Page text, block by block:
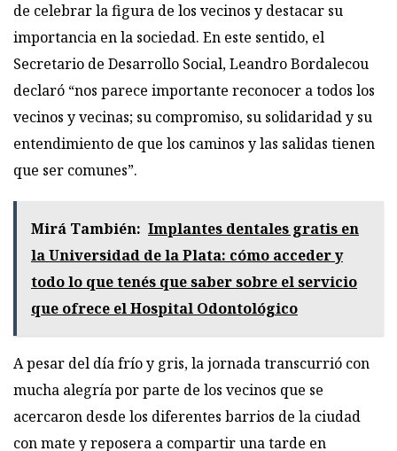
de celebrar la figura de los vecinos y destacar su
importancia en la sociedad. En este sentido, el
Secretario de Desarrollo Social, Leandro Bordalecou
declaró “nos parece importante reconocer a todos los
vecinos y vecinas; su compromiso, su solidaridad y su
entendimiento de que los caminos y las salidas tienen
que ser comunes”.
Mirá También: Implantes dentales gratis en
la Universidad de la Plata: cómo acceder y
todo lo que tenés que saber sobre el servicio
que ofrece el Hospital Odontológico
A pesar del día frío y gris, la jornada transcurrió con
mucha alegría por parte de los vecinos que se
acercaron desde los diferentes barrios de la ciudad
con mate y reposera a compartir una tarde en